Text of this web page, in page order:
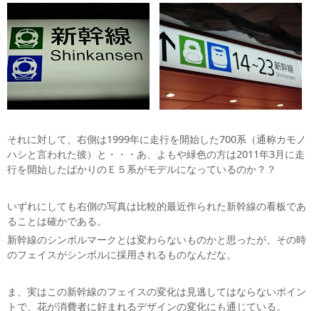
それに対して、右側は1999年に走行を開始した700系（通称カモノ
ハシと言われた彼）と・・・あ、よもや緑色の方は2011年3月に走
行を開始したばかりのＥ５系がモデルになっているのか？？
いずれにしても右側の写真は比較的最近作られた新幹線の看板であ
ることは確かである。
新幹線のシンボルマークとは変わらないものかと思ったが、その時
のフェイスがシンボルに採用されるものなんだな。
ま、実はこの新幹線のフェイスの変化は見逃してはならないポイン
トで、花が消費者に好まれるデザインの変化にも通じている。